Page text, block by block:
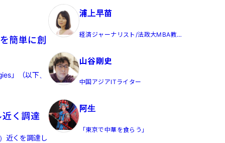
簡単に創
」（以下、
く調達
近くを調達し
浦上早苗
経済ジャーナリスト/法政大MBA教
山谷剛史
中国アジアITライター
阿生
「東京で中華を食らう」